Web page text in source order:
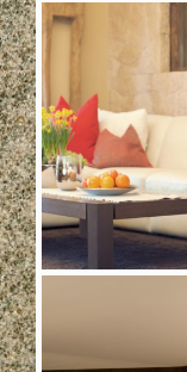
2 weitere Bilder